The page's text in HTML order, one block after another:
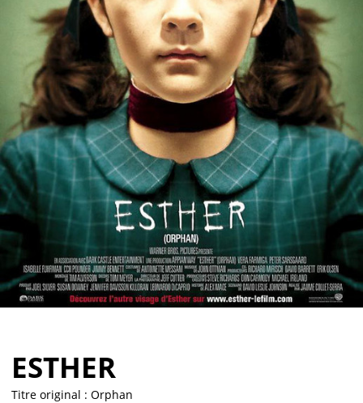
Vendre
ESTHER
Titre original : Orphan